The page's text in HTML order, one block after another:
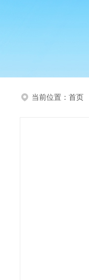
当前位置： 首页